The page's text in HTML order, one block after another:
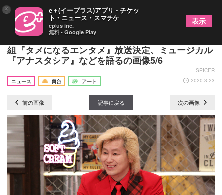
メイプル超合金・カズレーザーがMCを務める新番
組『タメになるエンタメ』放送決定、ミュージカル
『アナスタシア』などを語るの画像5/6
SPICER
ニュース
舞台 アート 2020.3.23
前の画像 記事に戻る 次の画像
× e＋(イープラス)アプリ - チケッ
ト・ニュース・スマチケ
eplus inc.
無料 - Google Play
表示